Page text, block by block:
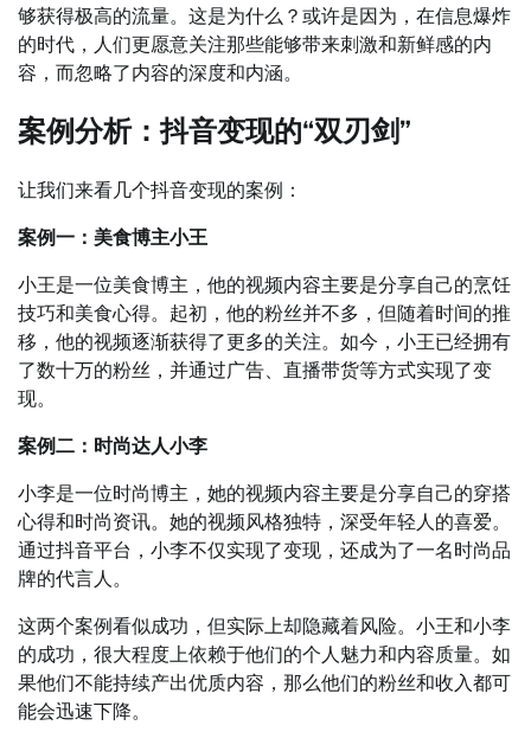
够获得极高的流量。这是为什么？或许是因为，在信息爆炸
的时代，人们更愿意关注那些能够带来刺激和新鲜感的内
容，而忽略了内容的深度和内涵。
案例分析：抖音变现的“双刃剑”
让我们来看几个抖音变现的案例：
案例一：美食博主小王
小王是一位美食博主，他的视频内容主要是分享自己的烹饪
技巧和美食心得。起初，他的粉丝并不多，但随着时间的推
移，他的视频逐渐获得了更多的关注。如今，小王已经拥有
了数十万的粉丝，并通过广告、直播带货等方式实现了变
现。
案例二：时尚达人小李
小李是一位时尚博主，她的视频内容主要是分享自己的穿搭
心得和时尚资讯。她的视频风格独特，深受年轻人的喜爱。
通过抖音平台，小李不仅实现了变现，还成为了一名时尚品
牌的代言人。
这两个案例看似成功，但实际上却隐藏着风险。小王和小李
的成功，很大程度上依赖于他们的个人魅力和内容质量。如
果他们不能持续产出优质内容，那么他们的粉丝和收入都可
能会迅速下降。